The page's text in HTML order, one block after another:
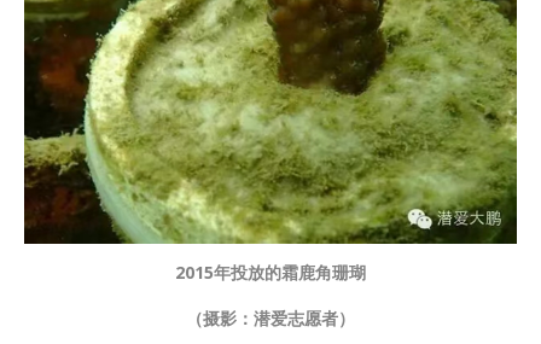
2015年投放的霜鹿角珊瑚
（摄影：潜爱志愿者）